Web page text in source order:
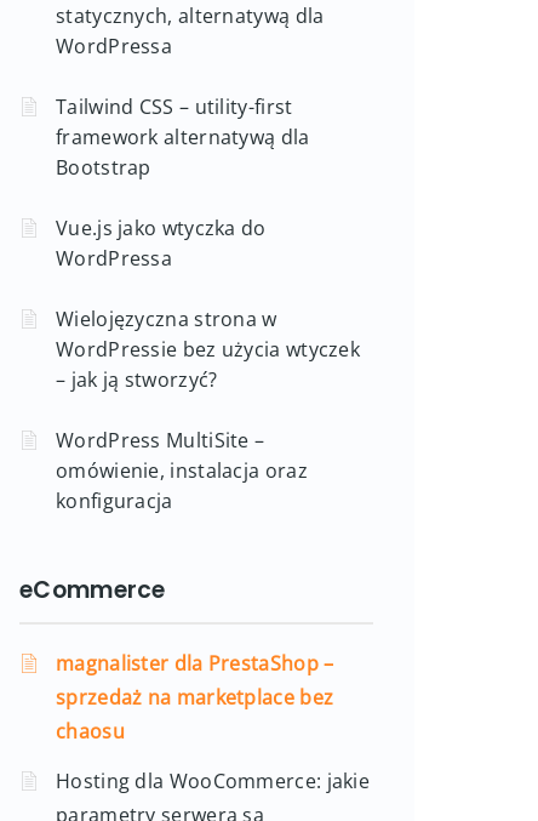
statycznych, alternatywą dla
WordPressa
Tailwind CSS – utility-first
framework alternatywą dla
Bootstrap
Vue.js jako wtyczka do
WordPressa
Wielojęzyczna strona w
WordPressie bez użycia wtyczek
– jak ją stworzyć?
WordPress MultiSite –
omówienie, instalacja oraz
konfiguracja
eCommerce
magnalister dla PrestaShop –
sprzedaż na marketplace bez
chaosu
Hosting dla WooCommerce: jakie
parametry serwera są